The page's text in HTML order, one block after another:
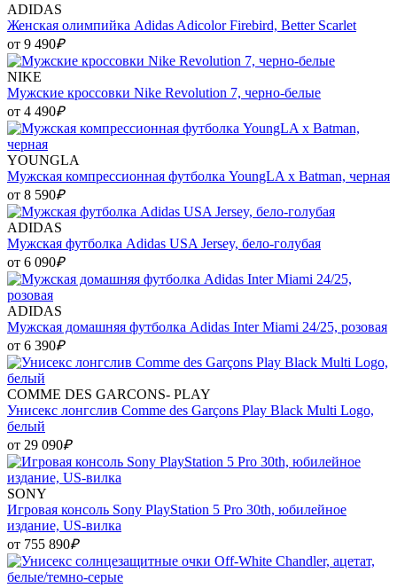
ADIDAS
Женская олимпийка Adidas Adicolor Firebird, Better Scarlet
от 9 490₽
NIKE
Мужские кроссовки Nike Revolution 7, черно-белые
от 4 490₽
YOUNGLA
Мужская компрессионная футболка YoungLA x Batman, черная
от 8 590₽
ADIDAS
Мужская футболка Adidas USA Jersey, бело-голубая
от 6 090₽
ADIDAS
Мужская домашняя футболка Adidas Inter Miami 24/25, розовая
от 6 390₽
COMME DES GARCONS- PLAY
Унисекс лонгслив Comme des Garçons Play Black Multi Logo,
белый
от 29 090₽
SONY
Игровая консоль Sony PlayStation 5 Pro 30th, юбилейное
издание, US-вилка
от 755 890₽